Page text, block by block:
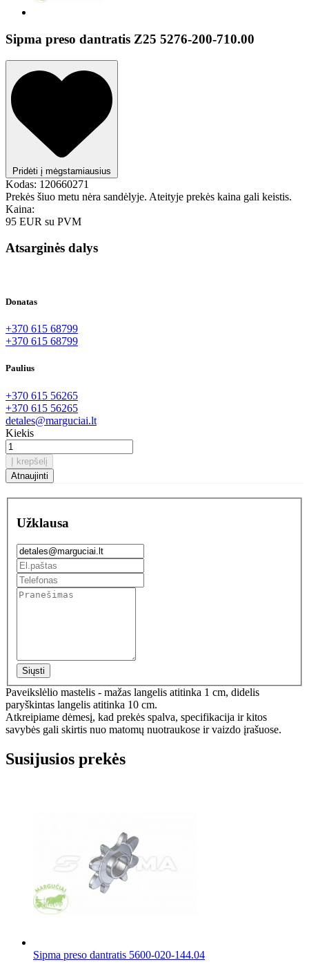
Sipma preso dantratis Z25 5276-200-710.00
Pridėti į mėgstamiausius
Kodas: 120660271
Prekės šiuo metu nėra sandėlyje. Ateityje prekės kaina gali keistis.
Kaina:
95 EUR su PVM
Atsarginės dalys
Donatas
+370 615 68799
+370 615 68799
Paulius
+370 615 56265
+370 615 56265
detales@marguciai.lt
Kiekis
Į krepšelį
Užklausa
Siųsti
Paveikslėlio mastelis - mažas langelis atitinka 1 cm, didelis
paryškintas langelis atitinka 10 cm.
Atkreipiame dėmesį, kad prekės spalva, specifikacija ir kitos
savybės gali skirtis nuo matomų nuotraukose ir vaizdo įrašuose.
Susijusios prekės
Sipma preso dantratis 5600-020-144.04